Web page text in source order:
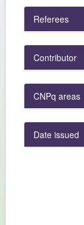
Referees
Contributor
CNPq areas
Date issued